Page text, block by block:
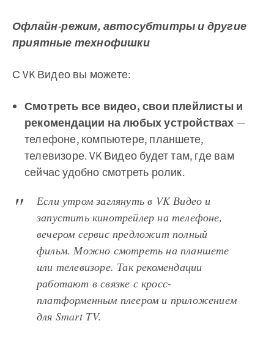
Офлайн-режим, автосубтитры и другие
приятные технофишки
С VK Видео вы можете:
Смотреть все видео, свои плейлисты и
рекомендации на любых устройствах —
телефоне, компьютере, планшете,
телевизоре. VK Видео будет там, где вам
сейчас удобно смотреть ролик.
Если утром заглянуть в VK Видео и
запустить кинотрейлер на телефоне,
вечером сервис предложит полный
фильм. Можно смотреть на планшете
или телевизоре. Так рекомендации
работают в связке с кросс-
платформенным плеером и приложением
для Smart TV.